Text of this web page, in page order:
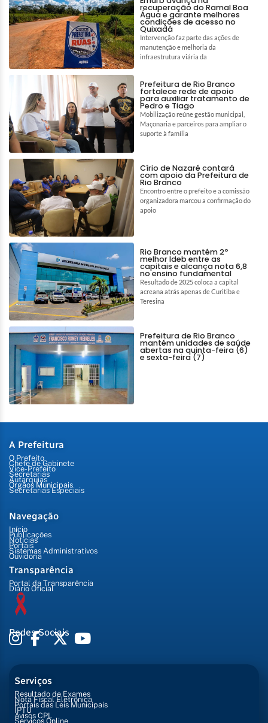
recuperação do Ramal Boa
Água e garante melhores
condições de acesso no
Quixadá
Intervenção faz parte das ações de
manutenção e melhoria da
infraestrutura viária da
Prefeitura de Rio Branco
fortalece rede de apoio
para auxiliar tratamento de
Pedro e Tiago
Mobilização reúne gestão municipal,
Maçonaria e parceiros para ampliar o
suporte à família
Círio de Nazaré contará
com apoio da Prefeitura de
Rio Branco
Encontro entre o prefeito e a comissão
organizadora marcou a confirmação do
apoio
Rio Branco mantém 2º
melhor Ideb entre as
capitais e alcança nota 6,8
no ensino fundamental
Resultado de 2025 coloca a capital
acreana atrás apenas de Curitiba e
Teresina
Prefeitura de Rio Branco
mantém unidades de saúde
abertas na quinta-feira (6)
e sexta-feira (7)
A Prefeitura
O Prefeito
Chefe de Gabinete
Vice-Prefeito
Secretarias
Autarquias
Órgãos Municipais
Secretarias Especiais
Navegação
Início
Publicações
Notícias
Portais
Sistemas Administrativos
Ouvidoria
Transparência
Portal da Transparência
Diário Oficial
Redes Sociais
Serviços
Resultado de Exames
Nota Fiscal Eletrônica
Portais das Leis Municipais
IPTU
Avisos CPL
Serviços Online